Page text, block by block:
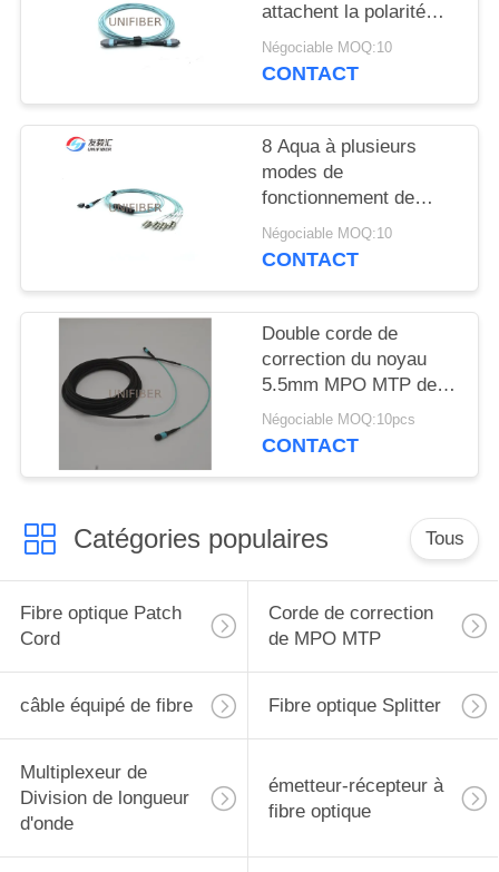
PRIVACY
attachent la polarité
femelle B de câble de
tronc d'élite
Négociable MOQ:10
CONTACT
8 Aqua à plusieurs
modes de
fonctionnement de
câble de correction du
noyau OM3 2M MTP
Négociable MOQ:10
CONTACT
Double corde de
correction du noyau
5.5mm MPO MTP de la
gaine 12
Négociable MOQ:10pcs
CONTACT
Catégories populaires Tous
Fibre optique Patch
Cord
Corde de correction
de MPO MTP
câble équipé de fibre Fibre optique Splitter
Multiplexeur de
Division de longueur
d'onde
émetteur-récepteur à
fibre optique